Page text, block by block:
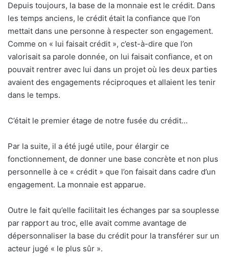
Depuis toujours, la base de la monnaie est le crédit. Dans
les temps anciens, le crédit était la confiance que l’on
mettait dans une personne à respecter son engagement.
Comme on « lui faisait crédit », c’est-à-dire que l’on
valorisait sa parole donnée, on lui faisait confiance, et on
pouvait rentrer avec lui dans un projet où les deux parties
avaient des engagements réciproques et allaient les tenir
dans le temps.
C’était le premier étage de notre fusée du crédit…
Par la suite, il a été jugé utile, pour élargir ce
fonctionnement, de donner une base concrète et non plus
personnelle à ce « crédit » que l’on faisait dans cadre d’un
engagement. La monnaie est apparue.
Outre le fait qu’elle facilitait les échanges par sa souplesse
par rapport au troc, elle avait comme avantage de
dépersonnaliser la base du crédit pour la transférer sur un
acteur jugé « le plus sûr ».